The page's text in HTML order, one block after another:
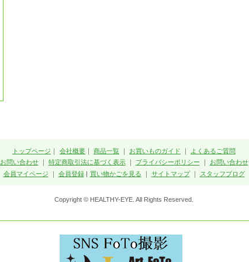
トップページ ｜ 会社概要 ｜ 商品一覧 ｜ お買いものガイド ｜
よくあるご質問
お問い合わせ｜ 特定商取引法に基づく表示｜ プライバシーポリシー ｜
お問い合わせ
会員マイページ ｜ 会員登録| 買い物かごを見る ｜ サイトマップ｜ スタッフブログ
Copyright © HEALTHY-EYE. All Rights Reserved.